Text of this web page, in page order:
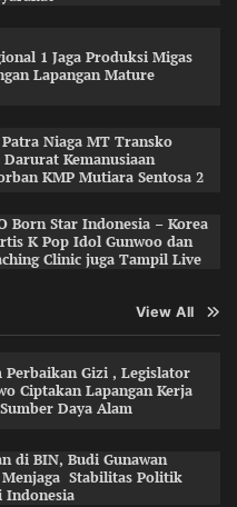
1 Jaga Produksi Migas
Lapangan Mature
Niaga MT Transko
Kemanusiaan
KMP Mutiara Sentosa 2
Born Star Indonesia – Korea
K Pop Idol Gunwoo dan
Clinic juga Tampil Live
View All
Perbaikan Gizi , Legislator
Ciptakan Lapangan Kerja
Daya Alam
di BIN, Budi Gunawan
Stabilitas Politik
Indonesia